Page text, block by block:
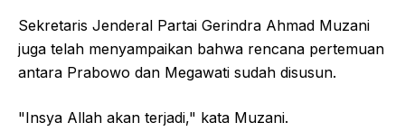
Sekretaris Jenderal Partai Gerindra Ahmad Muzani
juga telah menyampaikan bahwa rencana pertemuan
antara Prabowo dan Megawati sudah disusun.
"Insya Allah akan terjadi," kata Muzani.